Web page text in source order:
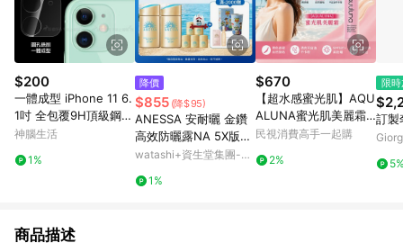
$200
一體成型 iPhone 11 6.
1吋 全包覆9H頂級鋼化
玻璃膜 鏡頭貼
神腦生活
1%
降價
$855 (降$95)
ANESSA 安耐曬 金鑽
高效防曬露NA 5X版
【watashi+資生堂官
watashi+資生堂集團-蝦
1%
$670
【超水感蜜光肌】AQU
ALUNA蜜光肌美麗霜
(SPF37) 50ml（防
民視消費高手一起購
2%
限
訂製
商品描述